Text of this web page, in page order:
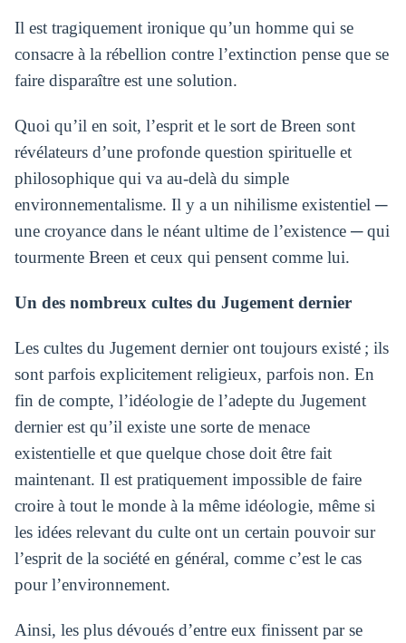
Il est tragiquement ironique qu’un homme qui se
consacre à la rébellion contre l’extinction pense que se
faire disparaître est une solution.
Quoi qu’il en soit, l’esprit et le sort de Breen sont
révélateurs d’une profonde question spirituelle et
philosophique qui va au-delà du simple
environnementalisme. Il y a un nihilisme existentiel ─
une croyance dans le néant ultime de l’existence ─ qui
tourmente Breen et ceux qui pensent comme lui.
Un des nombreux cultes du Jugement dernier
Les cultes du Jugement dernier ont toujours existé ; ils
sont parfois explicitement religieux, parfois non. En
fin de compte, l’idéologie de l’adepte du Jugement
dernier est qu’il existe une sorte de menace
existentielle et que quelque chose doit être fait
maintenant. Il est pratiquement impossible de faire
croire à tout le monde à la même idéologie, même si
les idées relevant du culte ont un certain pouvoir sur
l’esprit de la société en général, comme c’est le cas
pour l’environnement.
Ainsi, les plus dévoués d’entre eux finissent par se